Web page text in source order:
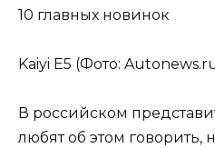
Kaiyi E5 (Фото:
В российском
любят об этом говорить,